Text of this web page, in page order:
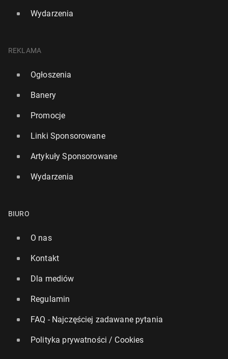
Wydarzenia
REKLAMA
Ogłoszenia
Banery
Promocje
Linki Sponsorowane
Artykuły Sponsorowane
Wydarzenia
BIURO
O nas
Kontakt
Dla mediów
Regulamin
FAQ - Najczęściej zadawane pytania
Polityka prywatności / Cookies